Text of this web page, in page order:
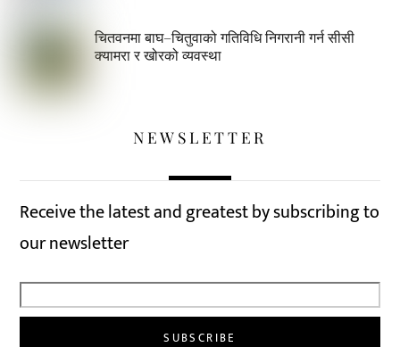
चितवनमा बाघ–चितुवाको गतिविधि निगरानी गर्न सीसी
क्यामरा र खोरको व्यवस्था
NEWSLETTER
Receive the latest and greatest by subscribing to
our newsletter